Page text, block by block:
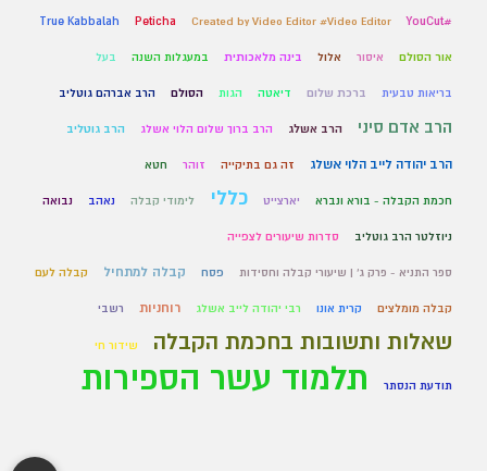
#YouCut
Created by Video Editor #Video Editor
Peticha
True Kabbalah
אור הסולם איסור אלול בינה מלאכותית במעגלות השנה בעל
בריאות טבעית ברכת שלום דיאטה הגות הסולם הרב אברהם גוטליב
הרב אדם סיני הרב אשלג הרב ברוך שלום הלוי אשלג הרב גוטליב
הרב יהודה לייב הלוי אשלג זה גם בתיקייה זוהר חטא
חכמת הקבלה - בורא ונברא יארצייט כללי לימודי קבלה נאהב נבואה
ניוזלטר הרב גוטליב סדרות שיעורים לצפייה
ספר התניא - פרק ג' | שיעורי קבלה וחסידות פסח קבלה למתחיל קבלה לעם
קבלה מומלצים קרית אונו רבי יהודה לייב אשלג רוחניות רשבי
שאלות ותשובות בחכמת הקבלה שידור חי
תודעת הנסתר תלמוד עשר הספירות